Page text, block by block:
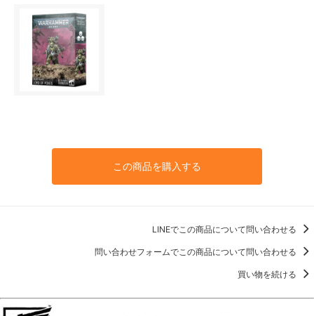
この商品を購入する
LINEでこの商品について問い合わせる
問い合わせフォームでこの商品について問い合わせる
買い物を続ける